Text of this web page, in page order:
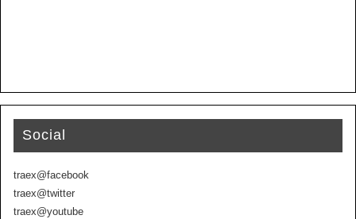
Social
traex@facebook
traex@twitter
traex@youtube